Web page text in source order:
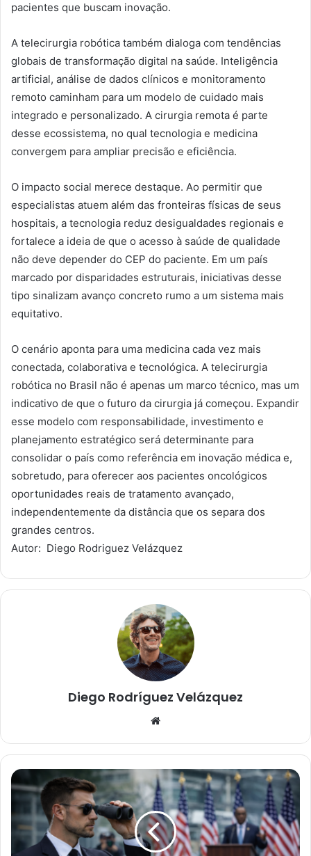
pacientes que buscam inovação.
A telecirurgia robótica também dialoga com tendências
globais de transformação digital na saúde. Inteligência
artificial, análise de dados clínicos e monitoramento
remoto caminham para um modelo de cuidado mais
integrado e personalizado. A cirurgia remota é parte
desse ecossistema, no qual tecnologia e medicina
convergem para ampliar precisão e eficiência.
O impacto social merece destaque. Ao permitir que
especialistas atuem além das fronteiras físicas de seus
hospitais, a tecnologia reduz desigualdades regionais e
fortalece a ideia de que o acesso à saúde de qualidade
não deve depender do CEP do paciente. Em um país
marcado por disparidades estruturais, iniciativas desse
tipo sinalizam avanço concreto rumo a um sistema mais
equitativo.
O cenário aponta para uma medicina cada vez mais
conectada, colaborativa e tecnológica. A telecirurgia
robótica no Brasil não é apenas um marco técnico, mas um
indicativo de que o futuro da cirurgia já começou. Expandir
esse modelo com responsabilidade, investimento e
planejamento estratégico será determinante para
consolidar o país como referência em inovação médica e,
sobretudo, para oferecer aos pacientes oncológicos
oportunidades reais de tratamento avançado,
independentemente da distância que os separa dos
grandes centros.
Autor: Diego Rodriguez Velázquez
Diego Rodríguez Velázquez
b
s
i
t
e